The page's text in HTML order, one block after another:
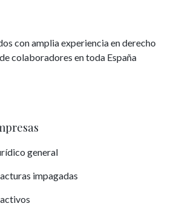
con amplia experiencia en derecho
colaboradores en toda España
general
impagadas